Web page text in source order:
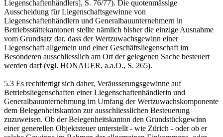
Liegenschaftenhändlers], S. 76/77). Die quotenmässige
Ausscheidung für Liegenschaftsgewinne von
Liegenschaftenhändlern und Generalbauunternehmern in
Betriebsstättekantonen stellte nämlich bisher die einzige Ausnahme
vom Grundsatz dar, dass der Wertzuwachsgewinn einer
Liegenschaft allgemein und einer Geschäftsliegenschaft im
Besonderen ausschliesslich am Ort der gelegenen Sache besteuert
werden darf (vgl. HONAUER, a.a.O., S. 265).
5.3 Es rechtfertigt sich daher, Veräusserungsgewinne auf
Betriebsliegenschaften einer Liegenschaftenhändlerin und
Generalbauunternehmung im Umfang der Wertzuwachskomponente
dem Belegenheitskanton zur ausschliesslichen Besteuerung
zuzuweisen. Ob der Belegenheitskanton den Grundstückgewinn
einer generellen Objektsteuer unterstellt - wie Zürich - oder ob er